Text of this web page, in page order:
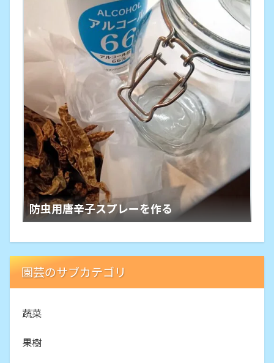
防虫用唐辛子スプレーを作る
園芸のサブカテゴリ
蔬菜
果樹